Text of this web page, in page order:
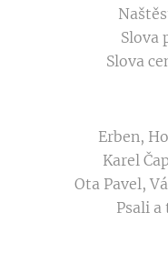
Slova
Slova
Erben,
Karel
Ota Pavel,
Psali